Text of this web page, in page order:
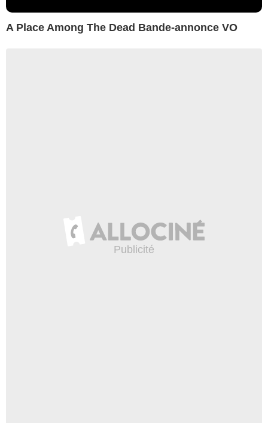
A Place Among The Dead Bande-annonce VO